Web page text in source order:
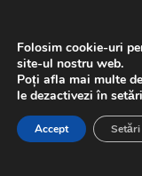
content
AUTENTIFICARE
Nume utilizator sau
Folosim cookie-uri
site-ul nostru web.
Poți afla mai multe
le dezactivezi în
Accept Setări